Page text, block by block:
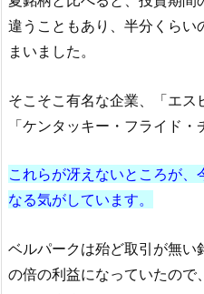
違うこともあり、半分くらい
まいました。
そこそこ有名な企業、「エス
「ケンタッキー・フライド・
これらが冴えないところが
なる気がしています。
ベルパークは殆ど取引が無い
の倍の利益になっていたので